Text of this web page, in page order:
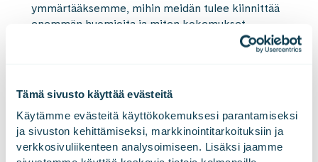
Tämä sivusto käyttää evästeitä
Käytämme evästeitä käyttökokemuksesi parantamiseksi
ja sivuston kehittämiseksi, markkinointitarkoituksiin ja
verkkosivuliikenteen analysoimiseen. Lisäksi jaamme
ymmärtääksemme, mihin meidän tulee kiinnittää
enemmän huomioita ja miten kokemukset
mahdollisesti eroavat verrattuna enemmistön
elämänvaiheita, ja siksi myös arvostavat erilaisia
asioita. Jotta voimme olla varmoja tukevamme
ihmisiä yksilöllisesti tavoilla, joita he kulloinkin
tarvitsevat, mittaamme myös omien
tukipalveluidemme toimivuutta ja tärkeyttä.